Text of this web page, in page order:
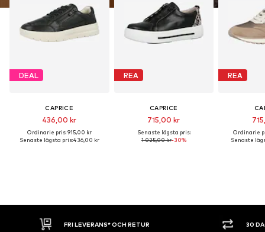
DEAL
CAPRICE
436,00 kr
Ordinarie pris: 915,00 kr
Senaste lägsta pris:436,00 kr
REA
CAPRICE
715,00 kr
Senaste lägsta pris:
1 025,00 kr-30%
REA
Ordinarie
Senaste
FRI LEVERANS* OCH RETUR 30 DAGARS ÖPPET